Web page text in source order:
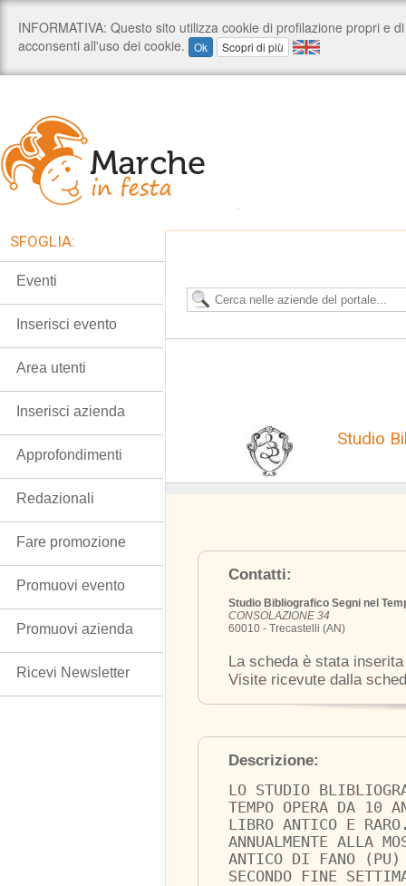
Studio
Contatti:
Studio Bibliografico Segni nel
CONSOLAZIONE 34
60010 - Trecastelli (AN)
La scheda è stata
Visite ricevute dalla
Descrizione:
LO STUDIO
TEMPO OPERA DA 10
LIBRO ANTICO E
ANNUALMENTE ALLA
ANTICO DI FANO
SECONDO FINE
SFOGLIA:
Eventi
Inserisci evento
Area utenti
Inserisci azienda
Approfondimenti
Redazionali
Fare promozione
Promuovi evento
Promuovi azienda
Ricevi Newsletter